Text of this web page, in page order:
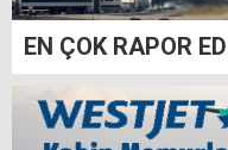
EN ÇOK RAPOR